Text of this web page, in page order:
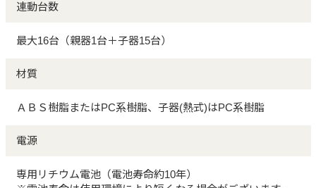
連動台数
最大16台（親器1台＋子器15台）
材質
ＡＢＳ樹脂またはPC系樹脂、子器(熱式)はPC系樹脂
電源
専用リチウム電池（電池寿命約10年）